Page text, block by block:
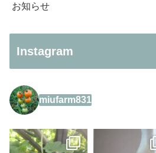
お知らせ
Instagram
miufarm831